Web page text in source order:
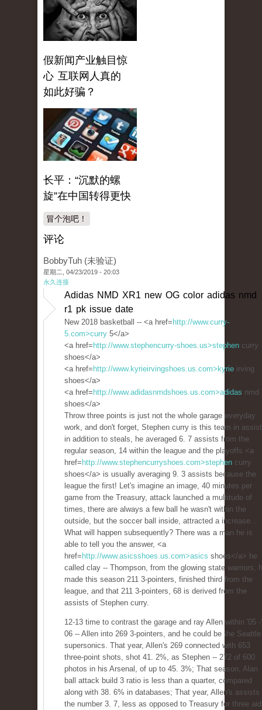
假新闻产业触目惊
心 互联网人真的
如此好骗？
长平：“沉默的螺
旋”在中国转得更快
冒个泡吧！
评论
BobbyTuh (未验证)
星期二, 04/23/2019 - 20:03
永久连接
Adidas NMD XR1 new OG color adidas nmd
r1 pk issue date
New 2018 basketball -- <a href= http://www.curry-
5.com>curry 5</a>
<a href= http://www.stephencurry-shoes.us>stephen curry
shoes</a>
<a href= http://www.kyrieirvingshoes.us.com>kyrie irving
shoes</a>
<a href= http://www.adidasnmdshoes.us.com>adidas nmd
shoes</a>
Throw three points is just not the whole garage everyday
work, and don't forget, Stephen curry is this team in
in addition to steals, he averaged 6. 7 assists from the
regular season, 14 within the league and the playoffs <a
href= http://www.stephencurryshoes.com>stephen curry
shoes</a> is usually averaging 9. 3 assists because the
league the first! Let's imagine an image, 40 minutes per
game from the Treasury, attack launched a multitude of
times, there are always a few ball he wasn't within the
outside, but the soccer ball inside, attracted a increase...
What will happen subsequently? There was a man he is
able to tell you the answer, <a
href= http://www.asicsshoes.us.com>asics shoes</a> he
called clay -- Thompson, from the glowing state warriors,
made this season 211 3-pointers, finished third from the
league, and that 211 3-pointers, 68 is derived from the
assists of Stephen curry.
12-13 time to contrast the garage and ray Allen within '05 -'
06 -- Allen into 269 3-pointers, and he could be the Seattle
supersonics. That year, Allen's 269 connected with 653
three-point shots, shot 41. 2%, as Stephen -- 272 of 600
photos in his Arsenal, of up to 45. 3%; That season, Alan
ball attack build 3 ratio is less than a quarter, compared
along with 38. 6% in databases; That year, Allen's assists
the number 3. 7, less as opposed to Treasury for three